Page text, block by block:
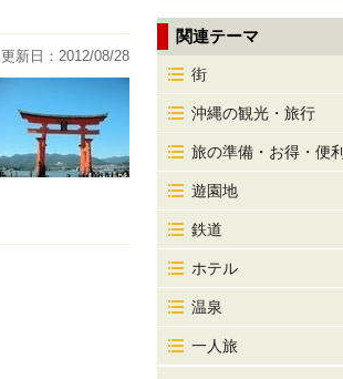
更新日：2012/08/28
関連テーマ
街
沖縄の観光・旅行
旅の準備・お得・便利
遊園地
鉄道
ホテル
温泉
一人旅